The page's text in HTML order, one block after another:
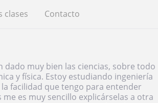
clases Contacto
dado muy bien las ciencias, sobre todo
y física. Estoy estudiando ingeniería
la facilidad que tengo para entender
es muy sencillo explicárselas a otra